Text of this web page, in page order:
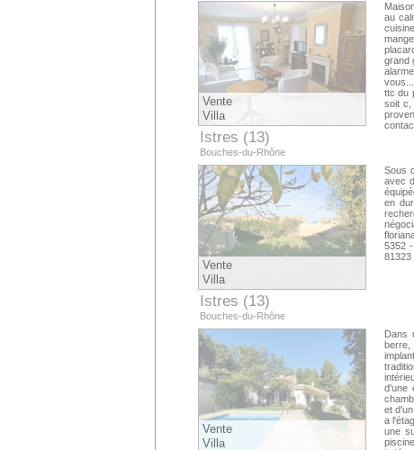
Vente
Villa
Istres (13)
Bouches-du-Rhône
au
grand
ttc du
soit c,
Vente
Villa
Istres (13)
Bouches-du-Rhône
Sous
avec
en
5352
81323
Vente
Villa
Dans
berre,
d'une
et
a
une